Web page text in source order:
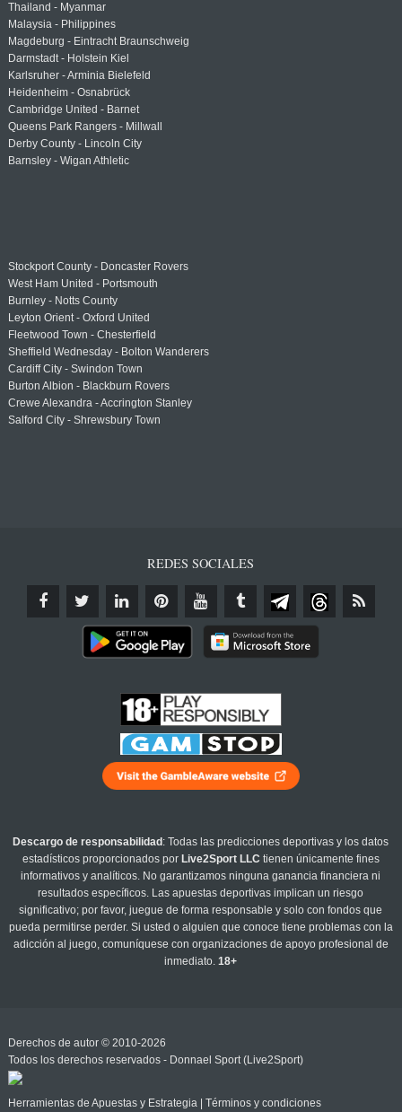
Thailand - Myanmar
Malaysia - Philippines
Magdeburg - Eintracht Braunschweig
Darmstadt - Holstein Kiel
Karlsruher - Arminia Bielefeld
Heidenheim - Osnabrück
Cambridge United - Barnet
Queens Park Rangers - Millwall
Derby County - Lincoln City
Barnsley - Wigan Athletic
Stockport County - Doncaster Rovers
West Ham United - Portsmouth
Burnley - Notts County
Leyton Orient - Oxford United
Fleetwood Town - Chesterfield
Sheffield Wednesday - Bolton Wanderers
Cardiff City - Swindon Town
Burton Albion - Blackburn Rovers
Crewe Alexandra - Accrington Stanley
Salford City - Shrewsbury Town
REDES SOCIALES
Descargo de responsabilidad : Todas las predicciones deportivas y los datos
estadísticos proporcionados por Live2Sport LLC tienen únicamente fines
informativos y analíticos. No garantizamos ninguna ganancia financiera ni
resultados específicos. Las apuestas deportivas implican un riesgo
significativo; por favor, juegue de forma responsable y solo con fondos que
pueda permitirse perder. Si usted o alguien que conoce tiene problemas con la
adicción al juego, comuníquese con organizaciones de apoyo profesional de
inmediato.18+
Derechos de autor © 2010-2026
Todos los derechos reservados - Donnael Sport (Live2Sport)
Herramientas de Apuestas y Estrategia| Términos y condiciones